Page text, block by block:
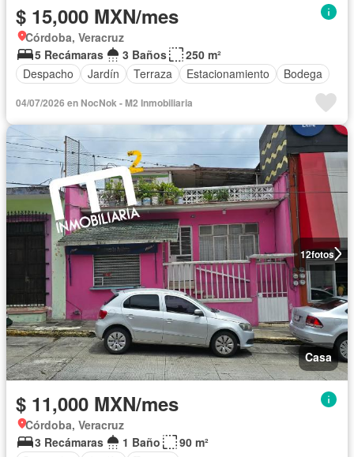
$ 15,000 MXN/mes
Córdoba, Veracruz
5 Recámaras
3 Baños
250 m²
Despacho
Jardín Terraza Estacionamiento Bodega
04/07/2026 en NocNok - M2 Inmobiliaria
12fotos
Casa
$ 11,000 MXN/mes
Córdoba, Veracruz
3 Recámaras
1 Baño
90 m²